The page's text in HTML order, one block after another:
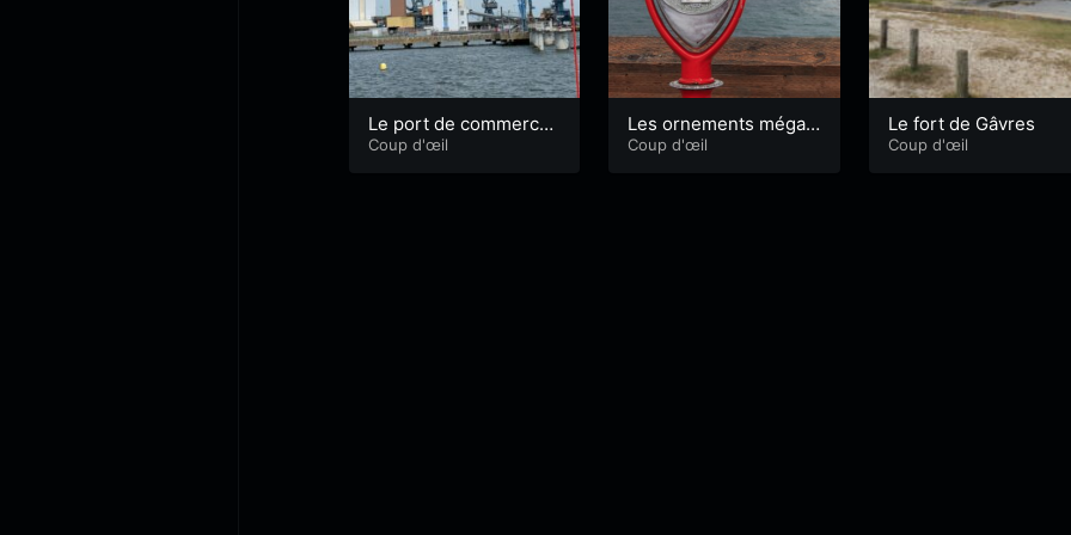
Le port de commerce
de Lorient
Coup d'œil
Les ornements mégali
thiques
Coup d'œil
Le fort de Gâvres
Coup d'œil